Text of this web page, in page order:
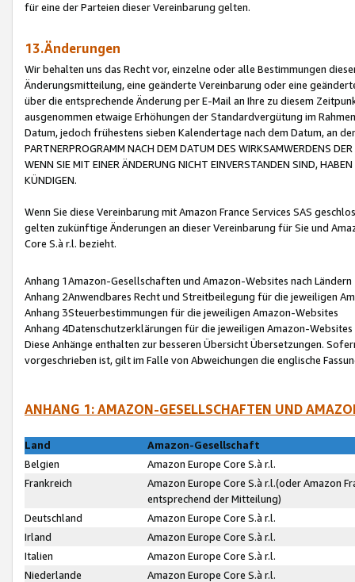
für eine der Parteien dieser Vereinbarung gelten.
13.Änderungen
Wir behalten uns das Recht vor, einzelne oder alle Bestimmungen
Änderungsmitteilung, eine geänderte Vereinbarung oder eine
über die entsprechende Änderung per E-Mail an Ihre zu diesem
ausgenommen etwaige Erhöhungen der Standardvergütung im
Datum, jedoch frühestens sieben Kalendertage nach dem Datum, an
PARTNERPROGRAMM NACH DEM DATUM DES WIRKSAMWERDENS
WENN SIE MIT EINER ÄNDERUNG NICHT EINVERSTANDEN SIND,
KÜNDIGEN.
Wenn Sie diese Vereinbarung mit Amazon France Services SAS
gelten zukünftige Änderungen an dieser Vereinbarung für Sie und
Core S.à r.l. bezieht.
Anhang 1Amazon-Gesellschaften und Amazon-Websites nach Ländern
Anhang 2Anwendbares Recht und Streitbeilegung für die jeweiligen
Anhang 3Steuerbestimmungen für die jeweiligen Amazon-Websites
Anhang 4Datenschutzerklärungen für die jeweiligen Amazon-Websites
Diese Anhänge enthalten zur besseren Übersicht Übersetzungen.
vorgeschrieben ist, gilt im Falle von Abweichungen die englische
ANHANG 1: AMAZON-GESELLSCHAFTEN UND
Land
Amazon-Gesellschaft
Belgien
Amazon Europe Core S.à r.l.
Frankreich
Amazon Europe Core S.à r.l.(oder Amazon
entsprechend der Mitteilung)
Deutschland
Amazon Europe Core S.à r.l.
Irland
Amazon Europe Core S.à r.l.
Italien
Amazon Europe Core S.à r.l.
Niederlande
Amazon Europe Core S.à r.l.